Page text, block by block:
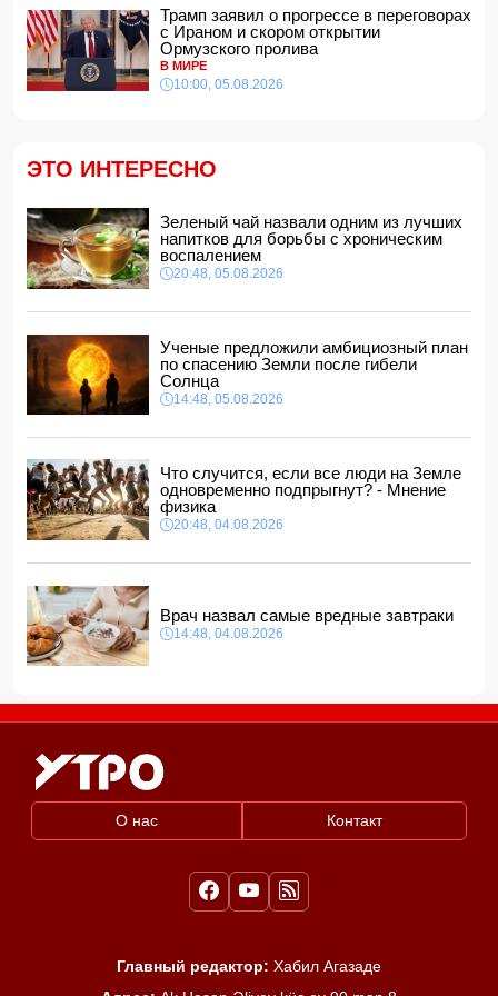
18:48, 05.08.2026
Азербайджанские тхэквондисты завоевали 22 медали
на турнире Batumi Open
18:18, 05.08.2026
18:02, 05.08.2026
687 американских военных получили ранения в ходе
конфликта с Ираном
18:00, 05.08.2026
Арестован муж известной ведущей Нигяр Фархад
16:48, 05.08.2026
16:28, 05.08.2026
ВНИМАНИЮ желающих приобрести новое, полностью
отремонтированное жилье
16:16, 05.08.2026
Определён минимальный порог суммы электронных
переводов
16:00, 05.08.2026
Хикмет Гаджиев: Азербайджан доказал приверженность
мирному процессу с Арменией на практике
15:48, 05.08.2026
Трамп заявил о прогрессе в переговорах
с Ираном и скором открытии
Ормузского пролива
В МИРЕ
10:00, 05.08.2026
ЭТО ИНТЕРЕСНО
Зеленый чай назвали одним из лучших
напитков для борьбы с хроническим
воспалением
20:48, 05.08.2026
Ученые предложили амбициозный план
по спасению Земли после гибели
Солнца
14:48, 05.08.2026
Что случится, если все люди на Земле
одновременно подпрыгнут? - Мнение
физика
20:48, 04.08.2026
Врач назвал самые вредные завтраки
14:48, 04.08.2026
О нас Контакт
Главный редактор: Хабил Агазаде